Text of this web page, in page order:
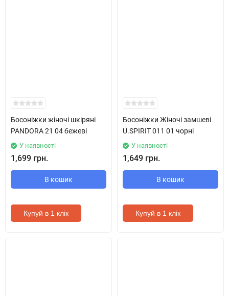
Босоніжки жіночі шкіряні
PANDORA 21 04 бежеві
У наявності
1,699 грн.
В кошик
Купуй в 1 клік
Босоніжки Жіночі замшеві
U.SPIRIT 011 01 чорні
У наявності
1,649 грн.
В кошик
Купуй в 1 клік